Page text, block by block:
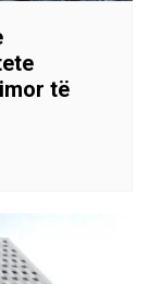
të